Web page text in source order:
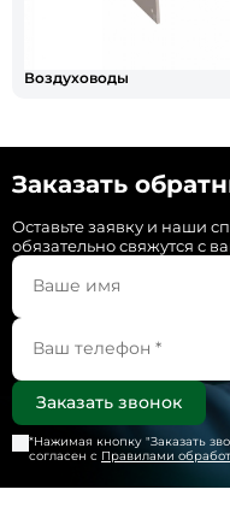
Воздуховоды
Заказать
Оставьте заявку и наши
обязательно свяжутся с
*Нажимая кнопку "Заказать
согласен с Правилами